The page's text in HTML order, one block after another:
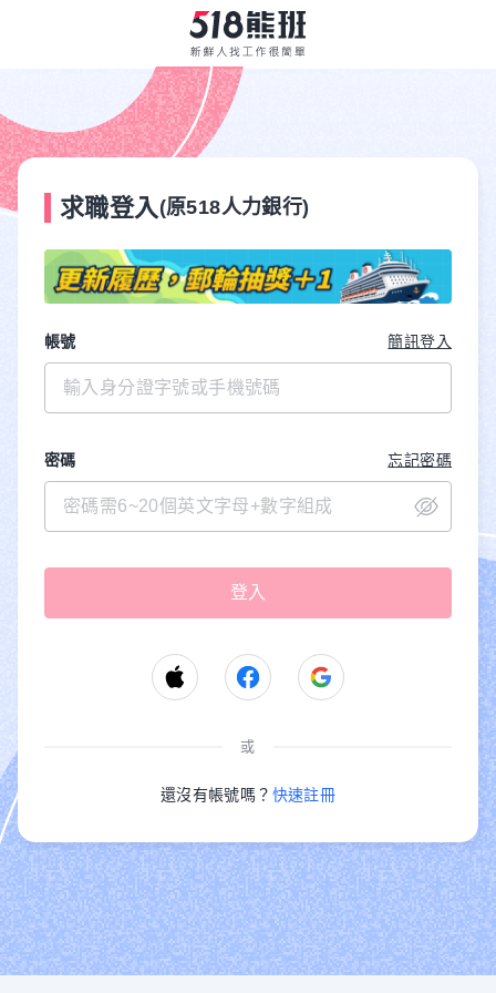
求職登入 (原518人力銀行)
帳號 簡訊登入
密碼 忘記密碼
或
還沒有帳號嗎？ 快速註冊